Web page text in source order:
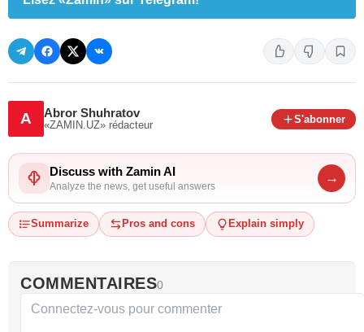
A Abror Shuhratov
«ZAMIN.UZ» rédacteur
S'abonner
Discuss with Zamin AI
Analyze the news, get useful answers
→
Summarize Pros and cons Explain simply
COMMENTAIRES0